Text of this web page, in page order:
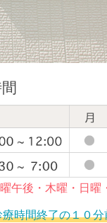
午後・木曜・日曜
時間終了の１０